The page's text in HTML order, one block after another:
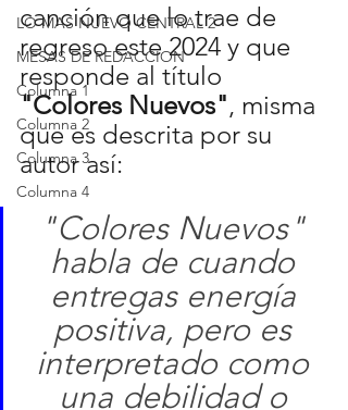
LO MAS NUEVO CENTRAL 2
MESAS DE REDACCION
Columna 1
Columna 2
Columna 3
Columna 4
canción que lo trae de
regreso este 2024 y que
responde al título
"Colores Nuevos", misma
que es descrita por su
autor así:
"Colores Nuevos"
habla de cuando
entregas energía
positiva, pero es
interpretado como
una debilidad o